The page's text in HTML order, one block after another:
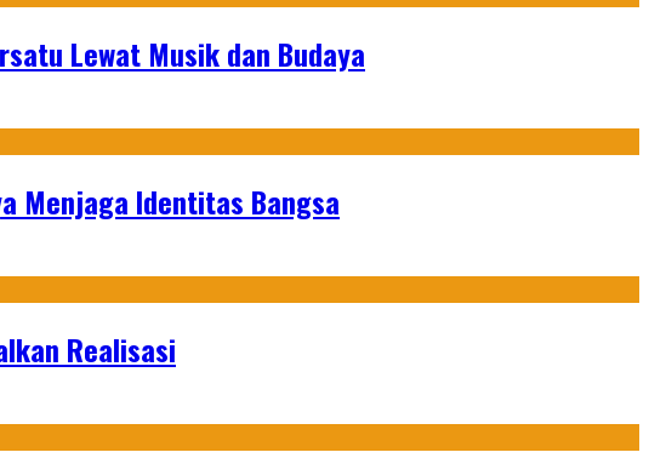
Lewat Musik dan Budaya
Menjaga Identitas Bangsa
Realisasi